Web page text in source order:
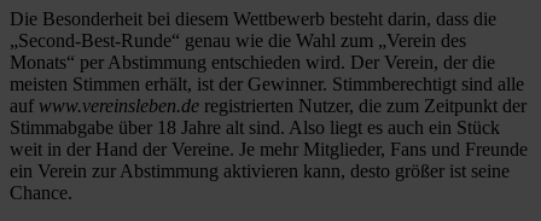
Die Besonderheit bei diesem Wettbewerb besteht darin, dass die
„Second-Best-Runde“ genau wie die Wahl zum „Verein des
Monats“ per Abstimmung entschieden wird. Der Verein, der die
meisten Stimmen erhält, ist der Gewinner. Stimmberechtigt sind alle
auf www.vereinsleben.de registrierten Nutzer, die zum Zeitpunkt der
Stimmabgabe über 18 Jahre alt sind. Also liegt es auch ein Stück
weit in der Hand der Vereine. Je mehr Mitglieder, Fans und Freunde
ein Verein zur Abstimmung aktivieren kann, desto größer ist seine
Chance.